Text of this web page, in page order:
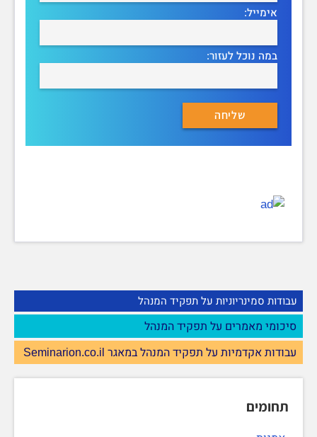
עבודות סמינריוניות על תפקיד המנהל
סיכומי מאמרים על תפקיד המנהל
עבודות אקדמיות על תפקיד המנהל במאגר Seminarion.co.il
תחומים
אימייל:
במה נוכל לעזור: